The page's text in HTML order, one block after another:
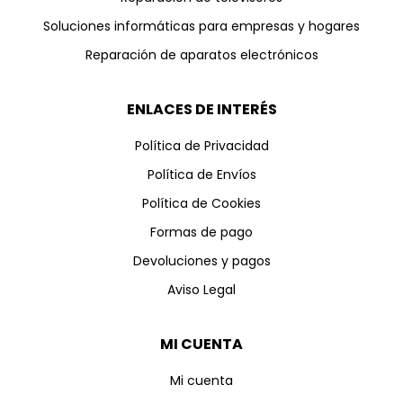
Soluciones informáticas para empresas y hogares
Reparación de aparatos electrónicos
ENLACES DE INTERÉS
Política de Privacidad
Política de Envíos
Política de Cookies
Formas de pago
Devoluciones y pagos
Aviso Legal
MI CUENTA
Mi cuenta